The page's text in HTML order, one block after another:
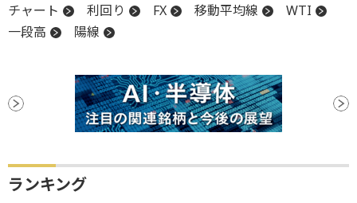
チャート 利回り FX 移動平均線
WTI
一段高
陽線
ランキング